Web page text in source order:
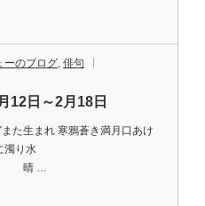
ーのブログ, 俳句
日～2月18日
た生まれ 寒鴉蒼き満月口あけ
濁り水